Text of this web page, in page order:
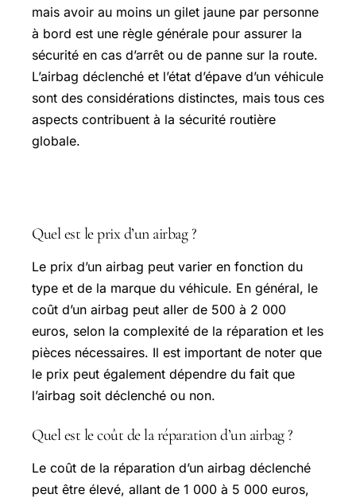
mais avoir au moins un gilet jaune par personne
à bord est une règle générale pour assurer la
sécurité en cas d’arrêt ou de panne sur la route.
L’airbag déclenché et l’état d’épave d’un véhicule
sont des considérations distinctes, mais tous ces
aspects contribuent à la sécurité routière
globale.
Quel est le prix d’un airbag ?
Le prix d’un airbag peut varier en fonction du
type et de la marque du véhicule. En général, le
coût d’un airbag peut aller de 500 à 2 000
euros, selon la complexité de la réparation et les
pièces nécessaires. Il est important de noter que
le prix peut également dépendre du fait que
l’airbag soit déclenché ou non.
Quel est le coût de la réparation d’un airbag ?
Le coût de la réparation d’un airbag déclenché
peut être élevé, allant de 1 000 à 5 000 euros,